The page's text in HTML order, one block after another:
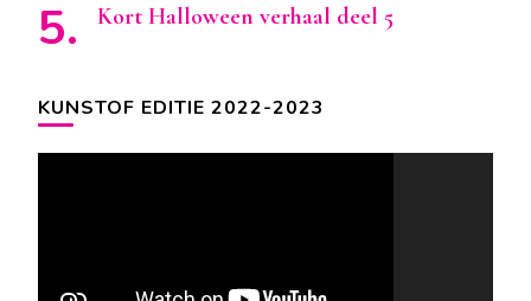
Kort Halloween verhaal deel 5
KUNSTOF EDITIE 2022-2023